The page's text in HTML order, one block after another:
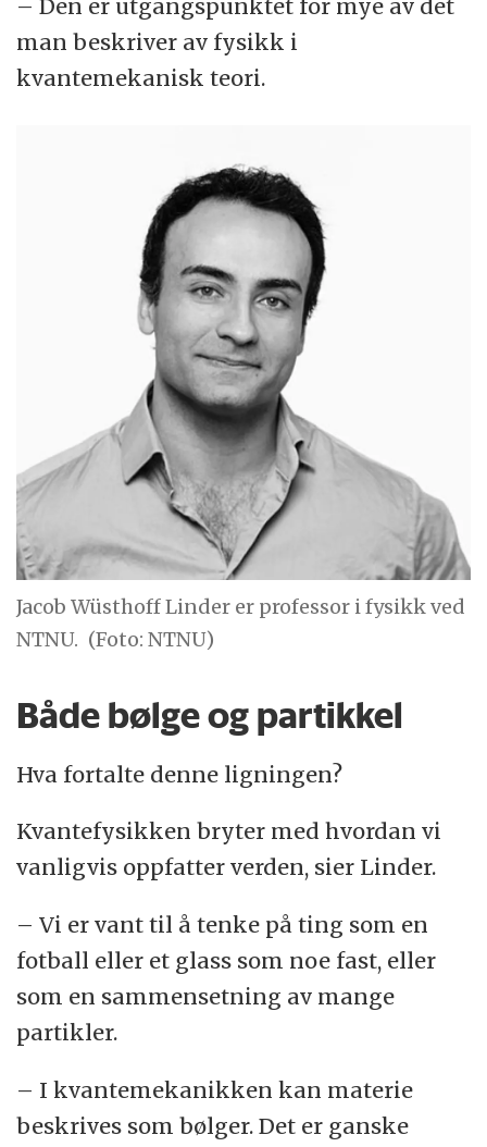
– Den er utgangspunktet for mye av det
man beskriver av fysikk i
kvantemekanisk teori.
Jacob Wüsthoff Linder er professor i fysikk ved
NTNU. (Foto: NTNU)
Både bølge og partikkel
Hva fortalte denne ligningen?
Kvantefysikken bryter med hvordan vi
vanligvis oppfatter verden, sier Linder.
– Vi er vant til å tenke på ting som en
fotball eller et glass som noe fast, eller
som en sammensetning av mange
partikler.
– I kvantemekanikken kan materie
beskrives som bølger. Det er ganske